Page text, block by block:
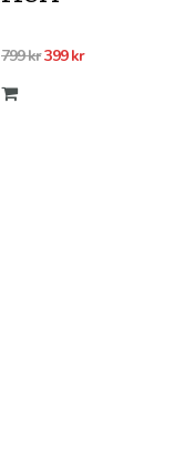
799krDet
399krDet